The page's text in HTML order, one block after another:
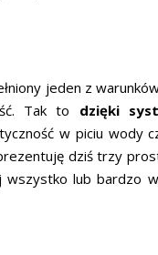
jeden z
Tak to dzięki
w piciu wody
dziś trzy
wszystko lub bardzo